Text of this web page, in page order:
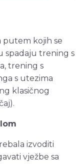
putem kojih se
spadaju trening s
trening s
s utezima
klasičnog
izvoditi
vježbe sa